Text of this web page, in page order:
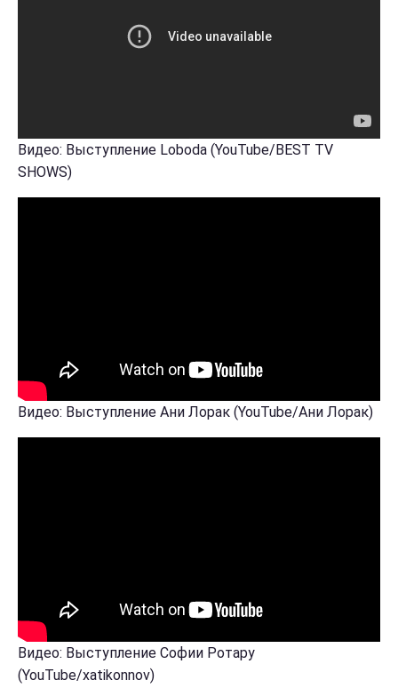
Видео: Выступление Loboda (YouTube/BEST TV
SHOWS)
Видео: Выступление Ани Лорак (YouTube/Ани Лорак)
Видео: Выступление Софии Ротару
(YouTube/xatikonnov)